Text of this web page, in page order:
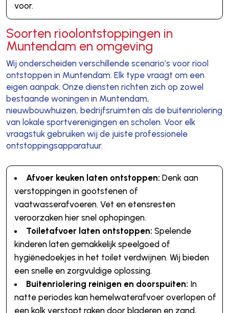
voor.
Soorten rioolontstoppingen in
Muntendam en omgeving
Wij onderscheiden verschillende scenario’s voor riool
ontstoppen in Muntendam. Elk type vraagt om een
eigen aanpak. Onze diensten richten zich op zowel
bestaande woningen in Muntendam,
nieuwbouwhuizen, bedrijfsruimten als de buitenriolering
van lokale sportverenigingen en scholen. Voor elk
vraagstuk gebruiken wij de juiste professionele
ontstoppingsapparatuur.
Afvoer keuken laten ontstoppen: Denk aan
verstoppingen in gootstenen of
vaatwasserafvoeren. Vet en etensresten
veroorzaken hier snel ophopingen.
Toiletafvoer laten ontstoppen: Spelende
kinderen laten gemakkelijk speelgoed of
hygiënedoekjes in het toilet verdwijnen. Wij bieden
een snelle en zorgvuldige oplossing.
Buitenriolering reinigen en doorspuiten: In
natte periodes kan hemelwaterafvoer overlopen of
een kolk verstopt raken door bladeren en zand,